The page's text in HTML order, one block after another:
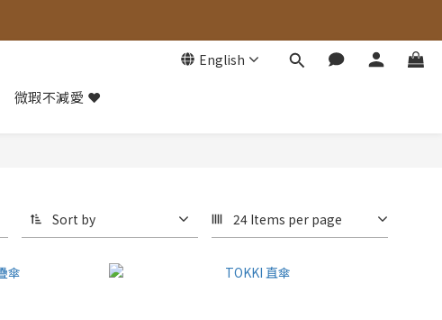
English
微瑕不減愛 ❤️
Sort by 24 Items per page